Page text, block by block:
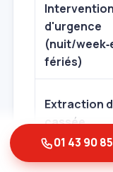
Intervention
d'urgence
(nuit/
fériés)
Extraction
cassée
01 43 90